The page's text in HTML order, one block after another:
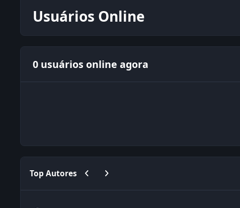
Usuários Online
0 usuários online agora
Top Autores Previous carousel slide
Next carousel slide